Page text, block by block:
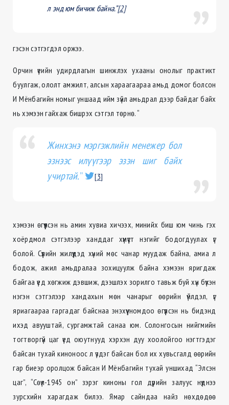
л энд юм бичиж байна.”[2]
гэсэн сэтгэгдэл оржээ.
Орчин үеийн удирдлагын шинжлэх ухааны онолыг практикт
буулгаж, ололт амжилт, алсын хараагаараа амьд домог болсон
И Мёнбагийн номыг уншаад ийм зүйл амьдрал дээр байдаг байх
нь хэмээн гайхаж бишрэх сэтгэл төрнө. “
Жинхэнэ мэргэжлийн менежер бол
эзнээс илүүгээр эзэн шиг байх
учиртай.” [3]
хэмээн өгүүлсэн нь амин хувиа хичээх, минийх биш юм чинь гэх
хоёрдмол сэтгэлээр ханддаг хүмүүст нэгийг бодогдуулах үг
болой. Сүүлийн жилүүдэд хүний мөс чанар муудаж байна, амиа л
бодож, ажил амьдралаа зохицуулж байна хэмээн яригдаж
байгаа үед хөгжиж дэвшиж, дээшлэх зорилго тавьж буй хүн бүхэн
нэгэн сэтгэлээр хандахын мөн чанарыг өөрийн үйлдэл, үг
яриагаараа гаргадаг байснаа энэхүү номдоо өгүүлсэн нь бидэнд
ихэд авууштай, сургамжтай санаа юм. Солонгосын нийгмийн
тогтворгүй цаг үед оюутнууд хэрхэн дуу хоолойгоо нэгтгэдэг
байсан тухай киноноос л үздэг байсан бол их хувьсгалд өөрийн
гар биеэр оролцож байсан И Мёнбагийн тухай уншихад “Элсэн
цаг”, “Сөүл-1945 он” зэрэг киноны гол дүрийн залуус нүднээ
зурсхийн харагдаж билээ. Ямар сайндаа найз нөхдөдөө